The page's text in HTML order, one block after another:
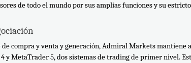
de todo el mundo por sus amplias funciones y su
de compra y venta y generación, Admiral Markets mantiene
y MetaTrader 5, dos sistemas de trading de primer nivel.